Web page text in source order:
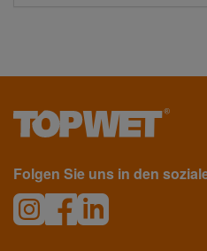
Folgen Sie uns in den